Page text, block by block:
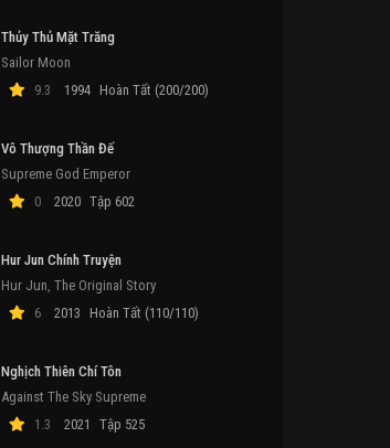
Thủy Thủ Mặt Trăng
Sailor Moon
9.3
1994 Hoàn Tất (200/200)
Vô Thượng Thần Đế
Supreme God Emperor
0
2020 Tập 602
Hur Jun Chính Truyện
Hur Jun, The Original Story
6
2013 Hoàn Tất (110/110)
Nghịch Thiên Chí Tôn
Against The Sky Supreme
1.3
2021 Tập 525